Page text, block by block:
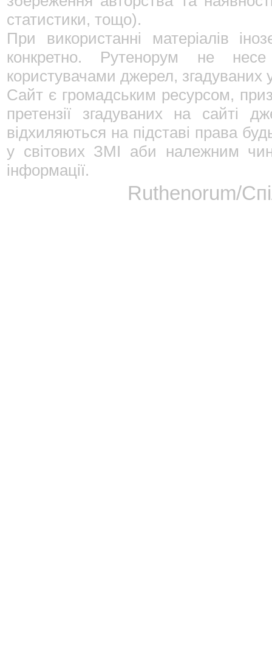
статистики, тощо).
При використанні матеріалів
конкретно. Рутенорум не несе
користувачами джерел, згадуваних
Сайт є громадським ресурсом,
претензії згадуваних на сайті
відхиляються на підставі права
у світових ЗМІ аби належним
інформації.
Ruthenorum/